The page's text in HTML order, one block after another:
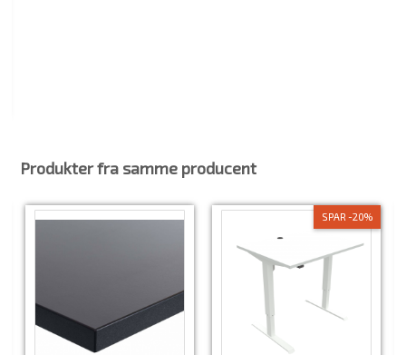
Produkter fra samme producent
SPAR -20%